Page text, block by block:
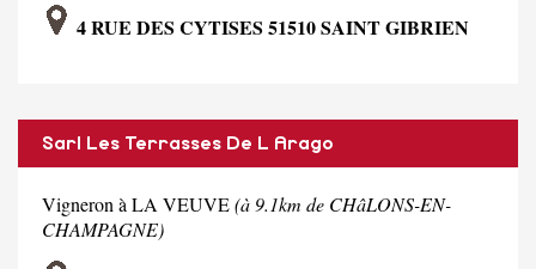
4 RUE DES CYTISES 51510 SAINT GIBRIEN
Sarl Les Terrasses De L Arago
Vigneron à LA VEUVE(à 9.1km de CHâLONS-EN-
CHAMPAGNE)